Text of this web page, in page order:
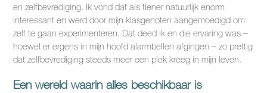
en zelfbevrediging. Ik vond dat als tiener natuurlijk enorm
interessant en werd door mijn klasgenoten aangemoedigd om
zelf te gaan experimenteren. Dat deed ik en die ervaring was –
hoewel er ergens in mijn hoofd alarmbellen afgingen – zo prettig
dat zelfbevrediging steeds meer een plek kreeg in mijn leven.
Een wereld waarin alles beschikbaar is